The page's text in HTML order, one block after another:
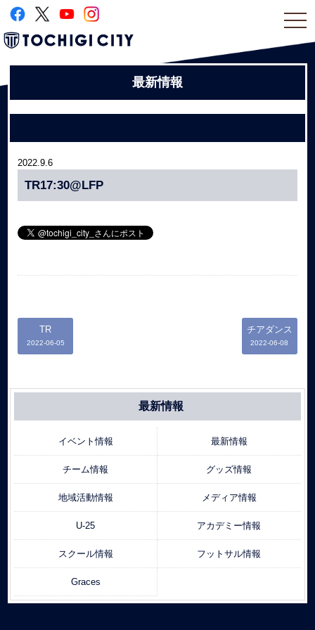
最新情報
2022.9.6
TR17:30@LFP
TR
2022-06-05
チアダンス
2022-06-08
最新情報
イベント情報 最新情報
チーム情報 グッズ情報
地域活動情報 メディア情報
U-25 アカデミー情報
スクール情報 フットサル情報
Graces